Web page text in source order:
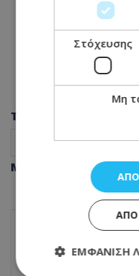
Tags
Bloomberg Τραμπ
Μοιράσου αυτό το
ΠΡΟΗΓΟΎΜΕΝΟ ΆΡΘΡΟ
Στόχευσης
Μη
ΕΜΦΆΝΙΣΗ